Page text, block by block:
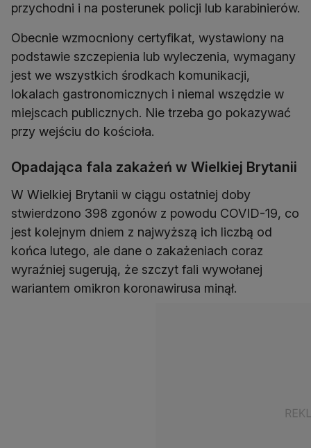
przychodni i na posterunek policji lub karabinierów.
Obecnie wzmocniony certyfikat, wystawiony na
podstawie szczepienia lub wyleczenia, wymagany
jest we wszystkich środkach komunikacji,
lokalach gastronomicznych i niemal wszędzie w
miejscach publicznych. Nie trzeba go pokazywać
przy wejściu do kościoła.
Opadająca fala zakażeń w Wielkiej Brytanii
W Wielkiej Brytanii w ciągu ostatniej doby
stwierdzono 398 zgonów z powodu COVID-19, co
jest kolejnym dniem z najwyższą ich liczbą od
końca lutego, ale dane o zakażeniach coraz
wyraźniej sugerują, że szczyt fali wywołanej
wariantem omikron koronawirusa minął.